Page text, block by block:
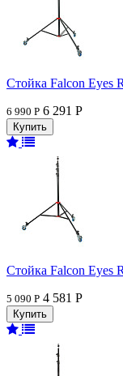
Стойка Falcon Eyes
6 990 Р 6 291 Р
Стойка Falcon Eyes
5 090 Р 4 581 Р